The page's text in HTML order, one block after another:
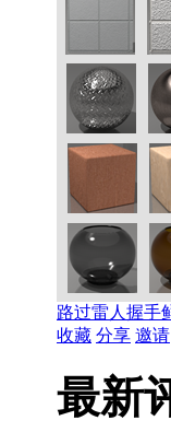
、
为
工
为
路过雷人 握手
收藏 分享 邀请
最新